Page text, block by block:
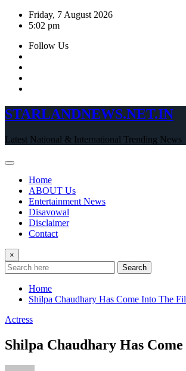
Skip
Friday, 7 August 2026
5:02 pm
Follow Us
STARLANDNEWS.NET.IN
Latest National & International Trending News
Home
ABOUT Us
Entertainment News
Disavowal
Disclaimer
Contact
×
Search
Home
Shilpa Chaudhary Has Come Into The
Actress
Shilpa Chaudhary Has